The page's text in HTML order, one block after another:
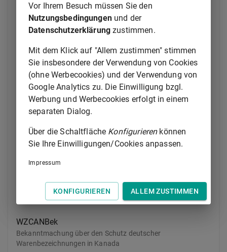
RennwLottDV (Rennwett- und Lotteriegesetz-
Durchführungsverordnung)
Verordnung zur Durchführung des Rennwett- und
Lotteriegesetzes
UrhUSAG
Gesetz über den Schutz der Urheberrechte der Angehörigen
der Vereinigten Staaten von Amerika
VersStG 2021
Versicherungsteuergesetz
Nachtrag zu dem Gesetz über den Staatsvertrag betreffend
WZCANBek
Bekanntmachung über den Schutz deutscher
Warenbezeichnungen in Kanada
Vor Ihrem Besuch müssen Sie den
Nutzungsbedingungenund der
Datenschutzerklärung zustimmen.
Mit dem Klick auf "Allem zustimmen" stimmen
Sie insbesondere der Verwendung von Cookies
(ohne Werbecookies) und der Verwendung von
Google Analytics zu. Die Einwilligung bzgl.
Werbung und Werbecookies erfolgt in einem
separaten Dialog.
Über die Schaltfläche Konfigurierenkönnen
Sie Ihre Einwilligungen/Cookies anpassen.
Impressum
KONFIGURIEREN ALLEM ZUSTIMMEN